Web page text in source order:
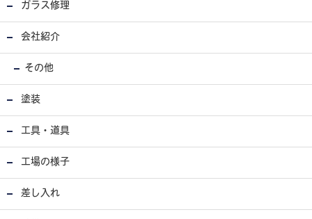
ガラス修理
会社紹介
その他
塗装
工具・道具
工場の様子
差し入れ